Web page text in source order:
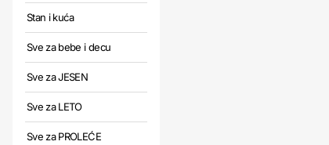
Stan i kuća
Sve za bebe i decu
Sve za JESEN
Sve za LETO
Sve za PROLEĆE